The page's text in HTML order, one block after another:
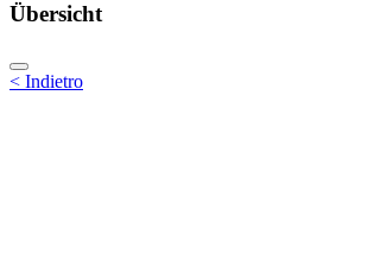
Übersicht
< Indietro